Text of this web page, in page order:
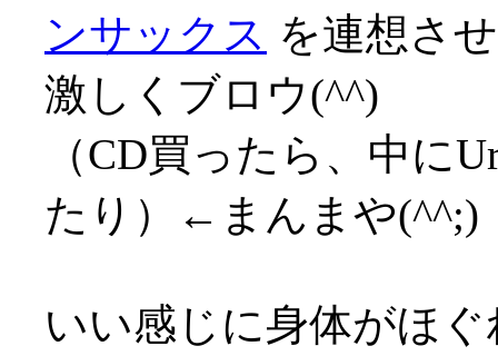
ンサックス を連想さ
激しくブロウ(^^)
（CD買ったら、中に
たり）←まんまや(^^;)
いい感じに身体がほ